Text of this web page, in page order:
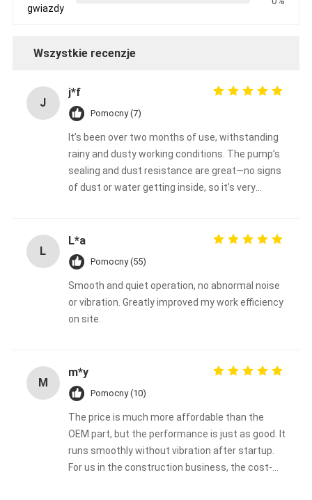
gwiazdy
Wszystkie recenzje
J
j*f
Pomocny (7)
It’s been over two months of use, withstanding
rainy and dusty working conditions. The pump’s
sealing and dust resistance are great—no signs
of dust or water getting inside, so it’s very
L
L*a
Pomocny (55)
Smooth and quiet operation, no abnormal noise
or vibration. Greatly improved my work efficiency
on site.
M
m*y
Pomocny (10)
The price is much more affordable than the
OEM part, but the performance is just as good. It
runs smoothly without vibration after startup.
For us in the construction business, the cost-